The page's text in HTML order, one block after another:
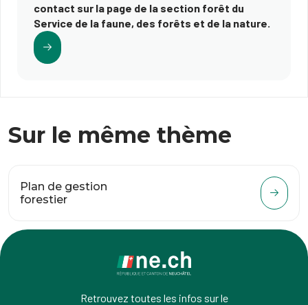
contact sur la page de la section forêt du
Service de la faune, des forêts et de la nature.
Sur le même thème
Plan de gestion
forestier
Retrouvez toutes les infos sur le